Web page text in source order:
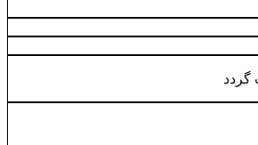
گردد